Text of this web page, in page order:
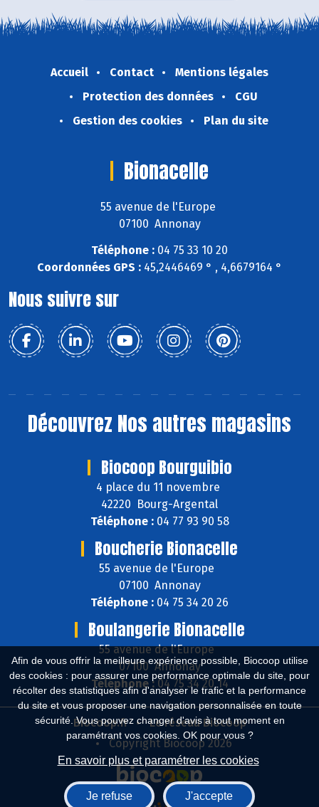
Afin de vous offrir la meilleure expérience possible, Biocoop utilise
des cookies : pour assurer une performance optimale du site, pour
récolter des statistiques afin d'analyser le trafic et la performance
du site et vous proposer une navigation personnalisée en toute
sécurité. Vous pouvez changer d'avis à tout moment en
paramétrant vos cookies. OK pour vous ?
En savoir plus et paramétrer les cookies
Je refuse J'accepte
Accueil Contact
Mentions légales
Protection des données
CGU
Gestion des cookies
Plan du site
Bionacelle
55 avenue de l'Europe
07100 Annonay
Téléphone : 04 75 33 10 20
Coordonnées GPS : 45,2446469 ° , 4,6679164 °
Nous suivre sur
Découvrez Nos autres magasins
Biocoop Bourguibio
4 place du 11 novembre
42220 Bourg-Argental
Téléphone :04 77 93 90 58
Boucherie Bionacelle
55 avenue de l'Europe
07100 Annonay
Téléphone : 04 75 34 20 26
Boulangerie Bionacelle
55 avenue de l'Europe
07100 Annonay
Téléphone :04 75 34 20 14
Biocoop.fr
Le réseau Biocoop
Copyright Biocoop 2026